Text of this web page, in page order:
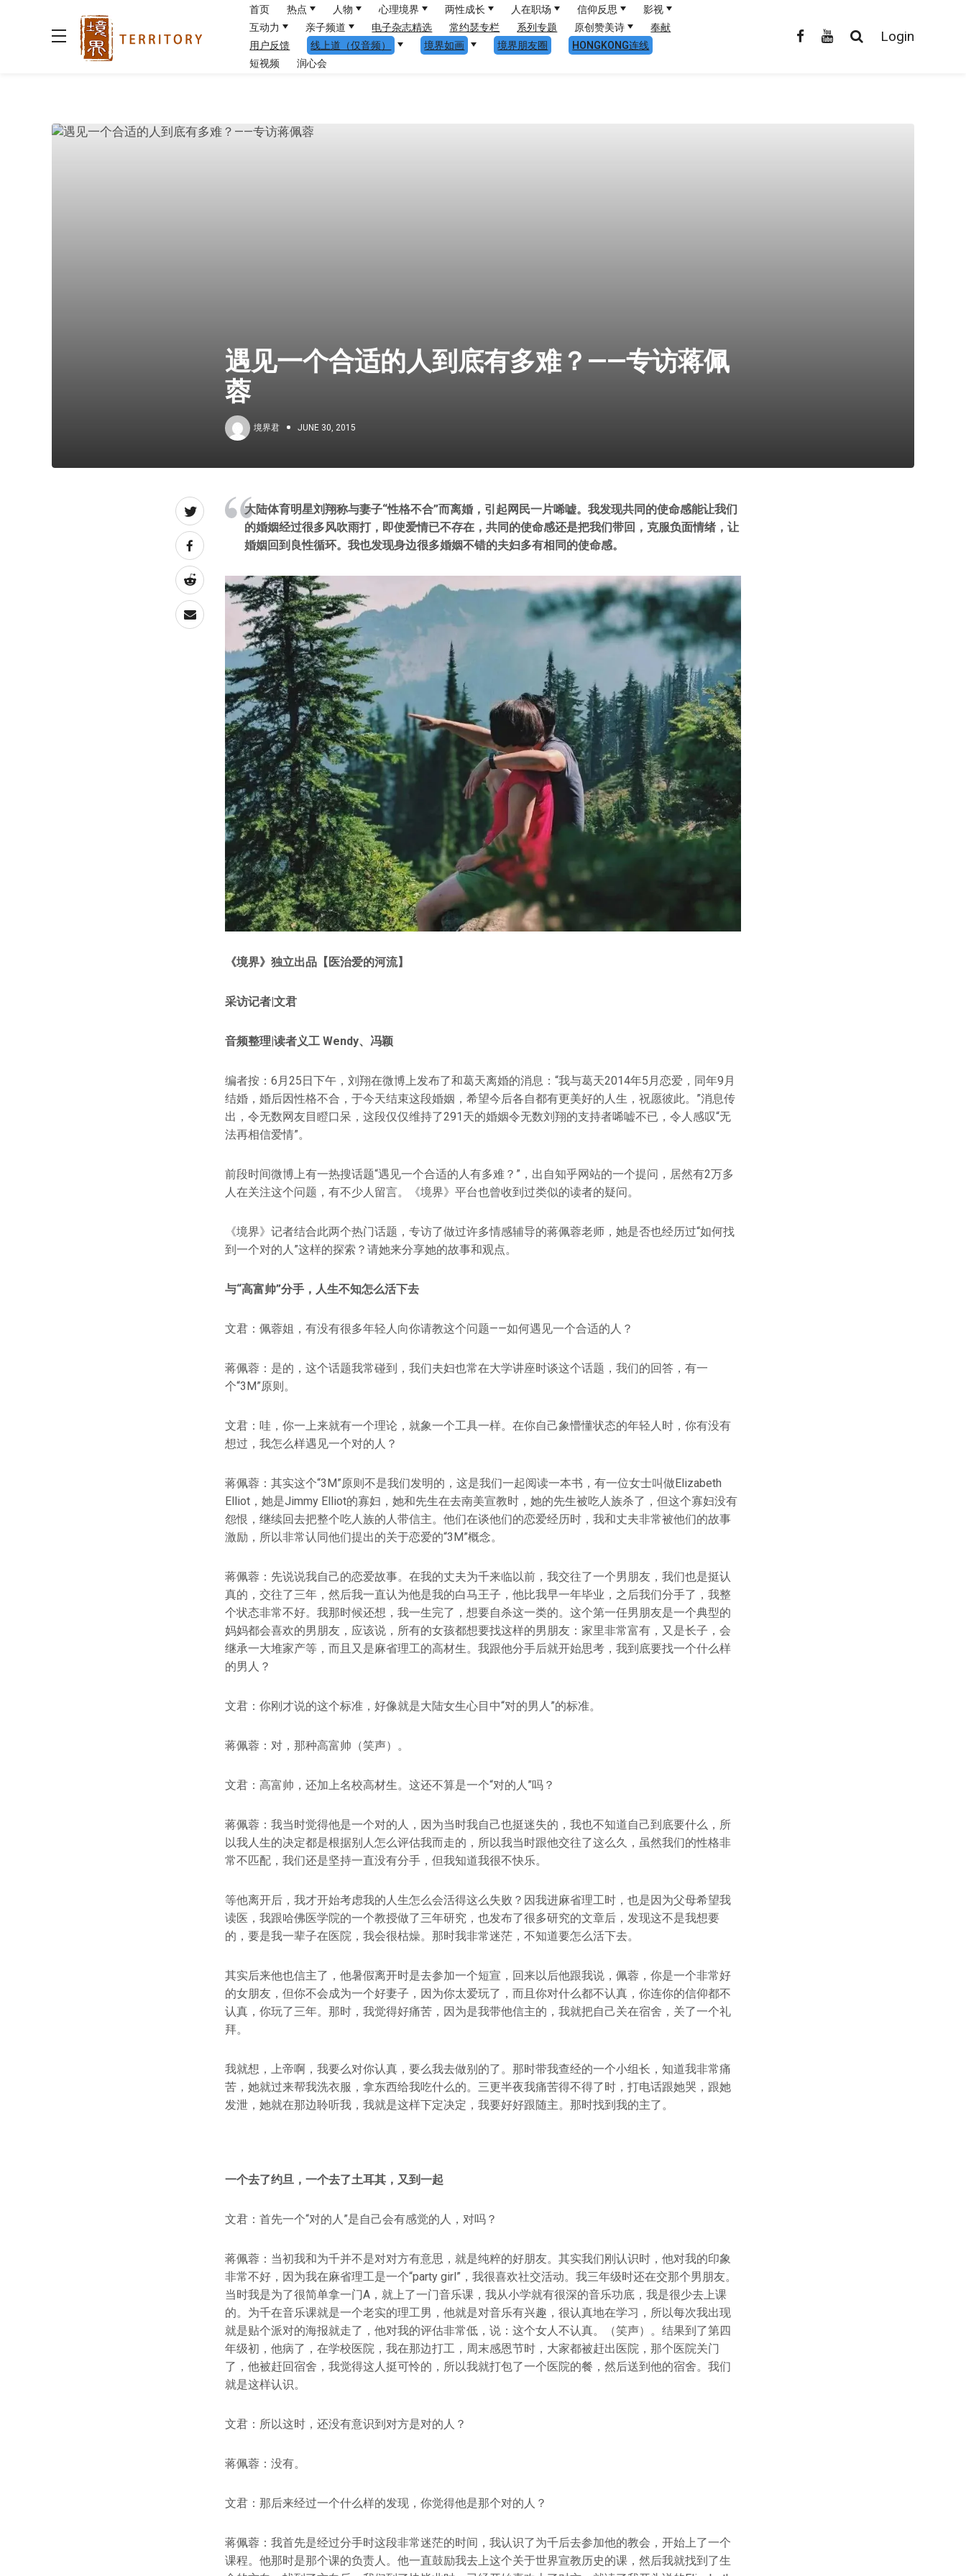
首页 热点 人物 心理境界 两性成长 人在职场 信仰反思
影视
互动力
亲子频道 电子杂志精选 常约瑟专栏 系列专题 原创赞美诗
奉献
用户反馈
线上道（仅音频） 境界如画 境界朋友圈
HONGKONG连线
短视频
润心会
Login
遇见一个合适的人到底有多难？——专访蒋佩
蓉
境界君 JUNE 30, 2015
大陆体育明星刘翔称与妻子“性格不合”而离婚，引起网民一片唏嘘。我发现共同的使命感能让我们
的婚姻经过很多风吹雨打，即使爱情已不存在，共同的使命感还是把我们带回，克服负面情绪，让
婚姻回到良性循环。我也发现身边很多婚姻不错的夫妇多有相同的使命感。
《境界》独立出品【医治爱的河流】
采访记者|文君
音频整理|读者义工 Wendy、冯颖
编者按：6月25日下午，刘翔在微博上发布了和葛天离婚的消息：“我与葛天2014年5月恋爱，同年9月
结婚，婚后因性格不合，于今天结束这段婚姻，希望今后各自都有更美好的人生，祝愿彼此。”消息传
出，令无数网友目瞪口呆，这段仅仅维持了291天的婚姻令无数刘翔的支持者唏嘘不已，令人感叹“无
法再相信爱情”。
前段时间微博上有一热搜话题“遇见一个合适的人有多难？”，出自知乎网站的一个提问，居然有2万多
人在关注这个问题，有不少人留言。《境界》平台也曾收到过类似的读者的疑问。
《境界》记者结合此两个热门话题，专访了做过许多情感辅导的蒋佩蓉老师，她是否也经历过“如何找
到一个对的人”这样的探索？请她来分享她的故事和观点。
与“高富帅”分手，人生不知怎么活下去
文君：佩蓉姐，有没有很多年轻人向你请教这个问题——如何遇见一个合适的人？
蒋佩蓉：是的，这个话题我常碰到，我们夫妇也常在大学讲座时谈这个话题，我们的回答，有一
个“3M”原则。
文君：哇，你一上来就有一个理论，就象一个工具一样。在你自己象懵懂状态的年轻人时，你有没有
想过，我怎么样遇见一个对的人？
蒋佩蓉：其实这个“3M”原则不是我们发明的，这是我们一起阅读一本书，有一位女士叫做Elizabeth
Elliot，她是Jimmy Elliot的寡妇，她和先生在去南美宣教时，她的先生被吃人族杀了，但这个寡妇没有
怨恨，继续回去把整个吃人族的人带信主。他们在谈他们的恋爱经历时，我和丈夫非常被他们的故事
激励，所以非常认同他们提出的关于恋爱的“3M”概念。
蒋佩蓉：先说说我自己的恋爱故事。在我的丈夫为千来临以前，我交往了一个男朋友，我们也是挺认
真的，交往了三年，然后我一直认为他是我的白马王子，他比我早一年毕业，之后我们分手了，我整
个状态非常不好。我那时候还想，我一生完了，想要自杀这一类的。这个第一任男朋友是一个典型的
妈妈都会喜欢的男朋友，应该说，所有的女孩都想要找这样的男朋友：家里非常富有，又是长子，会
继承一大堆家产等，而且又是麻省理工的高材生。我跟他分手后就开始思考，我到底要找一个什么样
的男人？
文君：你刚才说的这个标准，好像就是大陆女生心目中“对的男人”的标准。
蒋佩蓉：对，那种高富帅（笑声）。
文君：高富帅，还加上名校高材生。这还不算是一个“对的人”吗？
蒋佩蓉：我当时觉得他是一个对的人，因为当时我自己也挺迷失的，我也不知道自己到底要什么，所
以我人生的决定都是根据别人怎么评估我而走的，所以我当时跟他交往了这么久，虽然我们的性格非
常不匹配，我们还是坚持一直没有分手，但我知道我很不快乐。
等他离开后，我才开始考虑我的人生怎么会活得这么失败？因我进麻省理工时，也是因为父母希望我
读医，我跟哈佛医学院的一个教授做了三年研究，也发布了很多研究的文章后，发现这不是我想要
的，要是我一辈子在医院，我会很枯燥。那时我非常迷茫，不知道要怎么活下去。
其实后来他也信主了，他暑假离开时是去参加一个短宣，回来以后他跟我说，佩蓉，你是一个非常好
的女朋友，但你不会成为一个好妻子，因为你太爱玩了，而且你对什么都不认真，你连你的信仰都不
认真，你玩了三年。那时，我觉得好痛苦，因为是我带他信主的，我就把自己关在宿舍，关了一个礼
拜。
我就想，上帝啊，我要么对你认真，要么我去做别的了。那时带我查经的一个小组长，知道我非常痛
苦，她就过来帮我洗衣服，拿东西给我吃什么的。三更半夜我痛苦得不得了时，打电话跟她哭，跟她
发泄，她就在那边聆听我，我就是这样下定决定，我要好好跟随主。那时找到我的主了。
一个去了约旦，一个去了土耳其，又到一起
文君：首先一个“对的人”是自己会有感觉的人，对吗？
蒋佩蓉：当初我和为千并不是对对方有意思，就是纯粹的好朋友。其实我们刚认识时，他对我的印象
非常不好，因为我在麻省理工是一个“party girl”，我很喜欢社交活动。我三年级时还在交那个男朋友。
当时我是为了很简单拿一门A，就上了一门音乐课，我从小学就有很深的音乐功底，我是很少去上课
的。为千在音乐课就是一个老实的理工男，他就是对音乐有兴趣，很认真地在学习，所以每次我出现
就是贴个派对的海报就走了，他对我的评估非常低，说：这个女人不认真。（笑声）。结果到了第四
年级初，他病了，在学校医院，我在那边打工，周末感恩节时，大家都被赶出医院，那个医院关门
了，他被赶回宿舍，我觉得这人挺可怜的，所以我就打包了一个医院的餐，然后送到他的宿舍。我们
就是这样认识。
文君：所以这时，还没有意识到对方是对的人？
蒋佩蓉：没有。
文君：那后来经过一个什么样的发现，你觉得他是那个对的人？
蒋佩蓉：我首先是经过分手时这段非常迷茫的时间，我认识了为千后去参加他的教会，开始上了一个
课程。他那时是那个课的负责人。他一直鼓励我去上这个关于世界宣教历史的课，然后我就找到了生